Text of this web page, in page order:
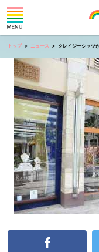
トップ ニュース クレイジーシャツ